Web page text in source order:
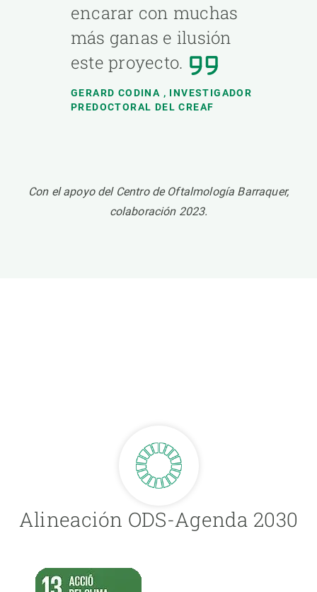
encarar con muchas
más ganas e ilusión
este proyecto.
GERARD CODINA , INVESTIGADOR
PREDOCTORAL DEL CREAF
Con el apoyo del Centro de Oftalmología Barraquer,
colaboración 2023.
Alineación ODS-Agenda 2030